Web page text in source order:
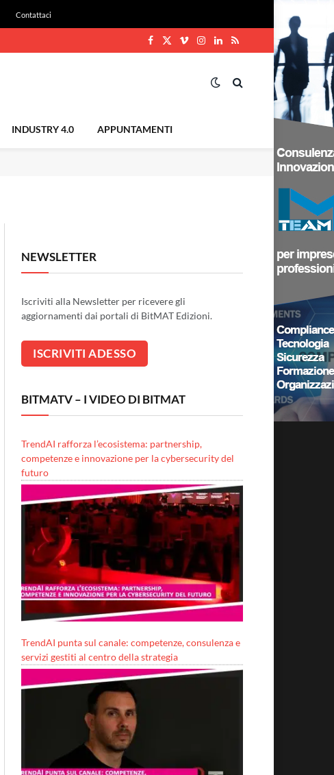
Contattaci
Facebook
X
VimeoInstagram
LinkedIn
RSS
INDUSTRY 4.0 APPUNTAMENTI
NEWSLETTER
Iscriviti alla Newsletter per ricevere gli
aggiornamenti dai portali di BitMAT Edizioni.
BITMATV – I VIDEO DI BITMAT
TrendAI rafforza l’ecosistema: partnership,
competenze e innovazione per la cybersecurity del
futuro
TrendAI punta sul canale: competenze, consulenza e
servizi gestiti al centro della strategia